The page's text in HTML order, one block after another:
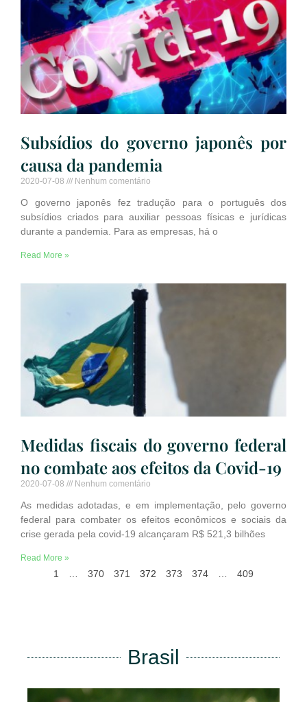
Subsídios do governo japonês por
causa da pandemia
2020-07-08 Nenhum comentário
O governo japonês fez tradução para o português dos
subsídios criados para auxiliar pessoas físicas e jurídicas
durante a pandemia. Para as empresas, há o
Read More »
Medidas fiscais do governo federal
no combate aos efeitos da Covid-19
2020-07-08 Nenhum comentário
As medidas adotadas, e em implementação, pelo governo
federal para combater os efeitos econômicos e sociais da
crise gerada pela covid-19 alcançaram R$ 521,3 bilhões
Read More »
1 … 370 371 372 373 374 … 409
Brasil